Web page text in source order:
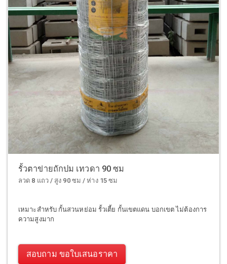
รั้วตาข่ายถักปม เทวดา 90 ซม
ลวด 8 แถว / สูง 90 ซม / ห่าง 15 ซม
เหมาะสำหรับ กั้นสวนหย่อม รั้วเตี้ย กั้นเขตแดน บอกเขต ไม่ต้องการ
ความสูงมาก
สอบถาม ขอใบเสนอราคา